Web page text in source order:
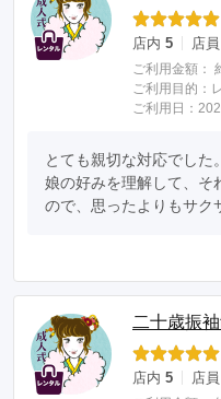
店内 5 店員
ご利用金額：
ご利用目的：
ご利用日：
とても親切な対応でした。
娘の好みを理解して、そ
ので、思ったよりもサク
二十歳振
店内 5 店員